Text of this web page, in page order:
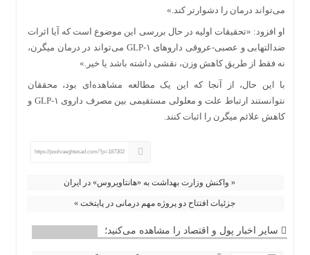
می‌تواند درمان را دشوارتر کند.»
او افزود: «تحقیقات اولیه در حال بررسی این موضوع است که آیا اثرات
ضدالتهابی و عصبی-عروقی داروهای GLP-۱ می‌تواند در درمان میگرن،
نه فقط از طریق کاهش وزن، نقشی داشته باشد یا خیر.»
با این حال، از آنجا که این یک مطالعه مشاهده‌ای بود، محققان
نتوانستند ارتباط علت و معلولی مستقیمی بین مصرف داروی GLP-۱ و
کاهش علائم میگرن را اثبات کنند.
https://poolvaeghtesad.com/?p=187302
« واکنش وزارت بهداشت به «هانتاویروس» در ایران
جزئیات افتتاح دو پروژه مهم درمانی در پایتخت »
سایر اخبار پول و اقتصاد را مشاهده می‌کنید؛